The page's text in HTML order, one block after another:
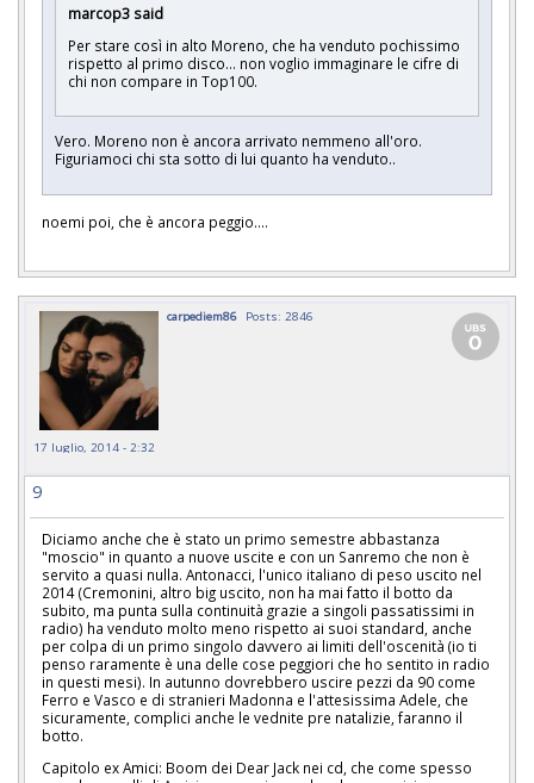
marcop3 said
Per stare così in alto Moreno, che ha venduto pochissimo
rispetto al primo disco... non voglio immaginare le cifre di
chi non compare in Top100.
Vero. Moreno non è ancora arrivato nemmeno all'oro.
Figuriamoci chi sta sotto di lui quanto ha venduto..
noemi poi, che è ancora peggio....
carpediem86 Posts: 2846
17 luglio, 2014 - 2:32
9
Diciamo anche che è stato un primo semestre abbastanza
"moscio" in quanto a nuove uscite e con un Sanremo che non è
servito a quasi nulla. Antonacci, l'unico italiano di peso uscito nel
2014 (Cremonini, altro big uscito, non ha mai fatto il botto da
subito, ma punta sulla continuità grazie a singoli passatissimi in
radio) ha venduto molto meno rispetto ai suoi standard, anche
per colpa di un primo singolo davvero ai limiti dell'oscenità (io ti
penso raramente è una delle cose peggiori che ho sentito in radio
in questi mesi). In autunno dovrebbero uscire pezzi da 90 come
Ferro e Vasco e di stranieri Madonna e l'attesissima Adele, che
sicuramente, complici anche le vednite pre natalizie, faranno il
botto.
Capitolo ex Amici: Boom dei Dear Jack nei cd, che come spesso